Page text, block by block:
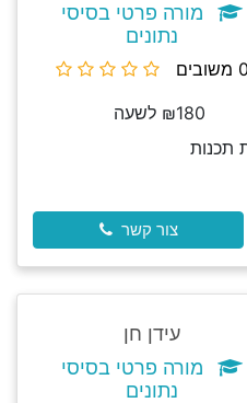
מורה פרטי בסיסי
נתונים
0 משובים
₪180 לשעה
תכנות
צור קשר
עידן חן
מורה פרטי בסיסי
נתונים